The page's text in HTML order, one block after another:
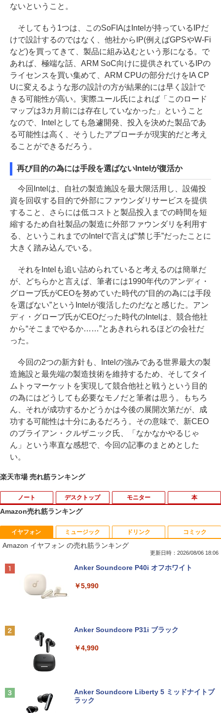
ないということ。
そしてもう1つは、このSoFIAはIntelが持っているIPだ
けで設計するのではなく、他社からIP(例えばGPSやW-Fi
など)を買ってきて、製品に組み込むという形になる。で
あれば、極端な話、ARM SoC向けに提供されているIPの
ライセンスを買い集めて、ARM CPUの部分だけをIA CP
Uに変えるような形の設計の方が結果的には早く設計で
きる可能性が高い。実際ユール氏によれば「このロード
マップは3カ月前には存在していなかった」ということ
なので、Intelとしても急遽開発、投入を決めた製品であ
る可能性は高く、そうしたアプローチが現実的だと考え
ることができるだろう。
再び目的の為には手段を選ばないIntelが復活か
今回Intelは、自社の製造施設を最大限活用し、設備投
資を回収する目的で外部にファウンダリサービスを提供
すること、さらには低コストと製品投入までの時間を短
縮するため自社製品の製造に外部ファウンダリを利用す
る、というこれまでのIntelで言えば“禁じ手”だったことに
大きく踏み込んでいる。
それをIntelも追い詰められていると考えるのは簡単だ
が、どちらかと言えば、筆者には1990年代のアンディ・
グローブ氏がCEOを努めていた時代の“目的の為には手段
を選ばない”というIntelが復活したのだなと感じた。アン
ディ・グローブ氏がCEOだった時代のIntelは、競合他社
から“そこまでやるか……”とあきれられるほどの会社だ
った。
今回の2つの新方針も、Intelの強みである世界最大の製
造施設と最先端の製造技術を維持するため、そしてタイ
ムトゥマーケットを実現して競合他社と戦うという目的
の為にはどうしても必要なモノだと筆者は思う。もちろ
ん、それが成功するかどうかは今後の展開次第だが、成
功する可能性は十分にあるだろう。その意味で、新CEO
のブライアン・クルザニック氏、「なかなかやるじゃ
ん」という率直な感想で、今回の記事のまとめとした
い。
楽天市場 売れ筋ランキング
ノート
1
【中古】第4世代 Core i3搭載ノートパソ
コン 500GB 4GBメモリ DVDマルチドラ
イブ 15.6インチ Wi-Fi 【Windows10】
0 | Windows11 | ノートPC | 一年保証 |
第7世代 | Core i5 7200U 2.5(～最大3.1)
ルチ | 無線LAN:あり | テンキー | Win11P
デスクトップ
1
Magic Trackpad 2 用 トラックパッド 保
護フィルム OverLay Protector for Magi
c Trackpad 2保護 フィルム シート シー
ウス 低反射 タッチパッド トラックパッ
【★ランキング第1位獲得商品!!★】 デス
Windows11 Office付 第六世代 Core-i5
￥15,800
モニター
1
【マラソンセール期間中ポイント5倍】中
古モニター 19インチ スクエア 液晶ディ
スプレイ VGA / DVI端子 店長おまかせ ケ
確認済み 30日保証 送料無料
￥3,300
2
PHILIPS/フィリップス 241V8/11 / 23.8型
ワイド 液晶ディスプレイ FullHD/HDMI
縄、離島を除く
PHILIPS 241V8 LED液晶モニター 23.8
本
1
[新品]はじめての世界名作えほん えほん
のおうち(1～40巻)
￥26,400
￥1,815
司 ]
Amazon売れ筋ランキング
イヤフォン
Amazon イヤフォン の売れ筋ランキング
更新日時：2026/08/06 18:06
Anker Soundcore P40i オフホワイト
￥5,990
Anker Soundcore P31i ブラック
￥4,990
Anker Soundcore Liberty 5 ミッドナイトブ
ラック
ミュージック ドリンク コミック